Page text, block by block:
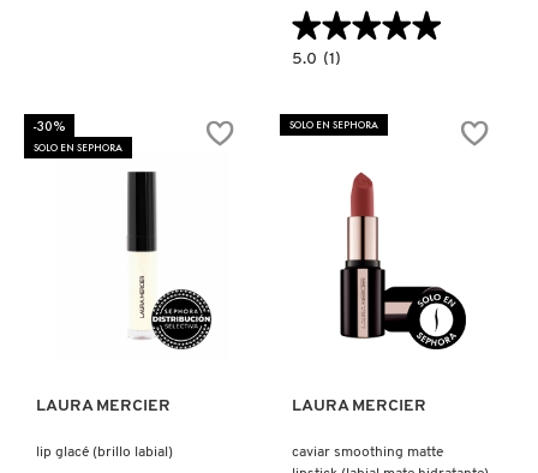
★★★★★
★★★★★
5.0
BRUSH
5.0 (1)
-30%
SOLO EN SEPHORA
Ver más
LAURA MERCIER
lip glacé (brillo labial)
SOLO EN SEPHORA
Ver más
LAURA MERCIER
caviar smoothing matte